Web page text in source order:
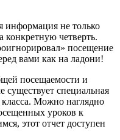
информация не только
конкретную четверть.
посещение
вами как на ладони!
посещаемости и
существует специальная
класса. Можно наглядно
уроков к
этот отчет доступен